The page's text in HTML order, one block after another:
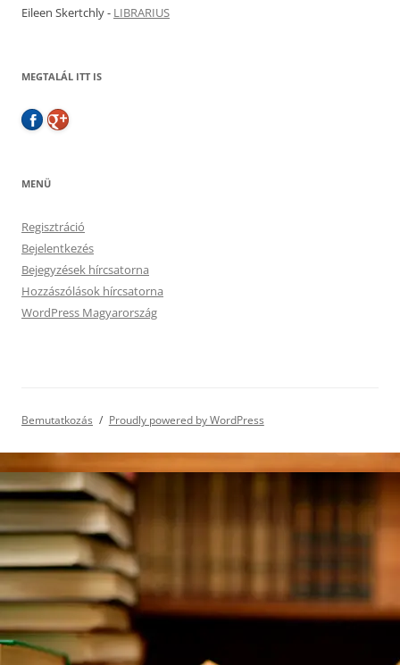
Eileen Skertchly- LIBRARIUS
MEGTALÁL ITT IS
MENÜ
Regisztráció
Bejelentkezés
Bejegyzések hírcsatorna
Hozzászólások hírcsatorna
WordPress Magyarország
Bemutatkozás Proudly powered by WordPress